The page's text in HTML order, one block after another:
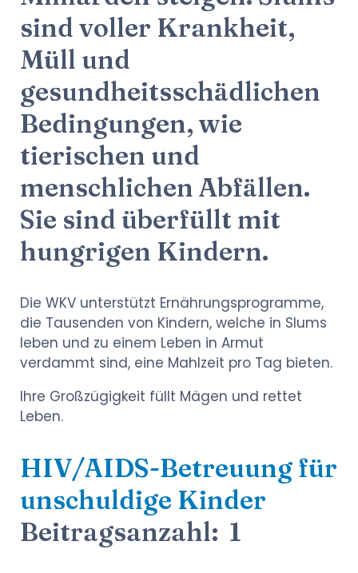
sind voller Krankheit,
Müll und
gesundheitsschädlichen
Bedingungen, wie
tierischen und
menschlichen Abfällen.
Sie sind überfüllt mit
hungrigen Kindern.
Die WKV unterstützt Ernährungsprogramme,
die Tausenden von Kindern, welche in Slums
leben und zu einem Leben in Armut
verdammt sind, eine Mahlzeit pro Tag bieten.
Ihre Großzügigkeit füllt Mägen und rettet
Leben.
HIV/AIDS-Betreuung für
unschuldige Kinder
Beitragsanzahl: 1